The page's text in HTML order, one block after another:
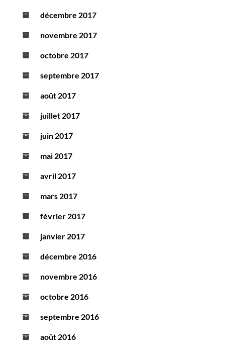
décembre 2017
novembre 2017
octobre 2017
septembre 2017
août 2017
juillet 2017
juin 2017
mai 2017
avril 2017
mars 2017
février 2017
janvier 2017
décembre 2016
novembre 2016
octobre 2016
septembre 2016
août 2016